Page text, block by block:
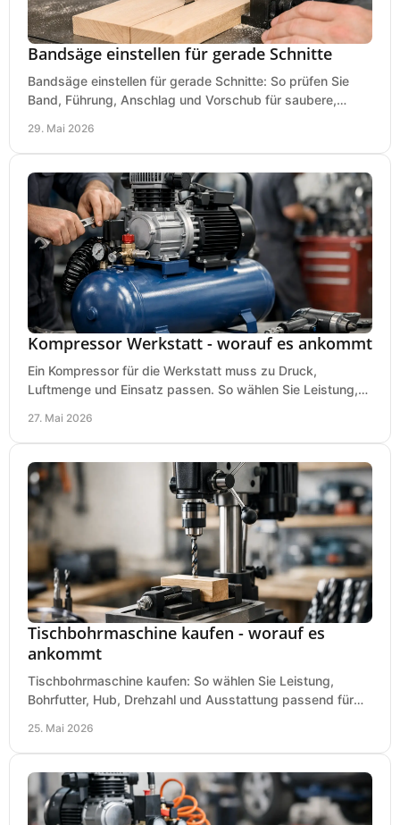
Bandsäge einstellen für gerade Schnitte
Bandsäge einstellen für gerade Schnitte: So prüfen Sie
Band, Führung, Anschlag und Vorschub für saubere,
29. Mai 2026
Kompressor Werkstatt - worauf es ankommt
Ein Kompressor für die Werkstatt muss zu Druck,
Luftmenge und Einsatz passen. So wählen Sie Leistung,
27. Mai 2026
Tischbohrmaschine kaufen - worauf es
ankommt
Tischbohrmaschine kaufen: So wählen Sie Leistung,
Bohrfutter, Hub, Drehzahl und Ausstattung passend für
25. Mai 2026